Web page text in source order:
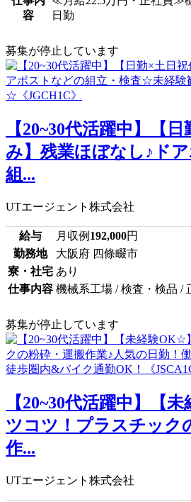
容
日勤
募集が停止しています
【20~30代活躍中】【
み】残業ほぼなし♪ド
組...
UTエージェント株式会社
給与 月収例 192,000円
勤務地
大阪府 四條畷市
寮・社宅 あり
仕事内容 機械系工場 / 検査・検品 /
募集が停止しています
【20~30代活躍中】【
ツコツ！プラスチック
作...
UTエージェント株式会社